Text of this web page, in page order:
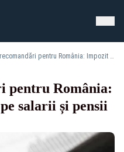
FMI, noi recomandări pentru România: Impozit până la 25% pe salarii și pensii mărite în tranșe
pentru România:
salarii și pensii